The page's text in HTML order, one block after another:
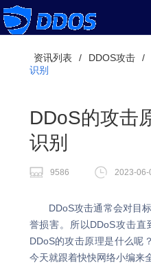
资讯列表 / DDOS攻击 /
识别
DDoS的攻击
识别
9586 2023-06-
DDoS攻击通常会对目标
誉损害。所以DDoS攻击直
DDoS的攻击原理是什么呢
今天就跟着快快网络小编来